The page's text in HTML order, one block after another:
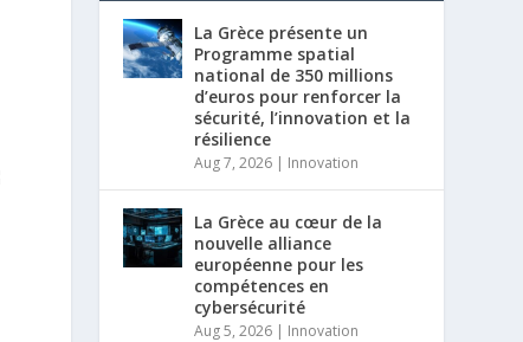
La Grèce présente un
Programme spatial
national de 350 millions
d’euros pour renforcer la
sécurité, l’innovation et la
résilience
Aug 7, 2026 | Innovation
La Grèce au cœur de la
nouvelle alliance
européenne pour les
compétences en
cybersécurité
Aug 5, 2026 | Innovation